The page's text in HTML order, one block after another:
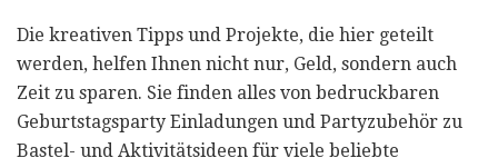
Die kreativen Tipps und Projekte, die hier geteilt
werden, helfen Ihnen nicht nur, Geld, sondern auch
Zeit zu sparen. Sie finden alles von bedruckbaren
Geburtstagsparty Einladungen und Partyzubehör zu
Bastel- und Aktivitätsideen für viele beliebte